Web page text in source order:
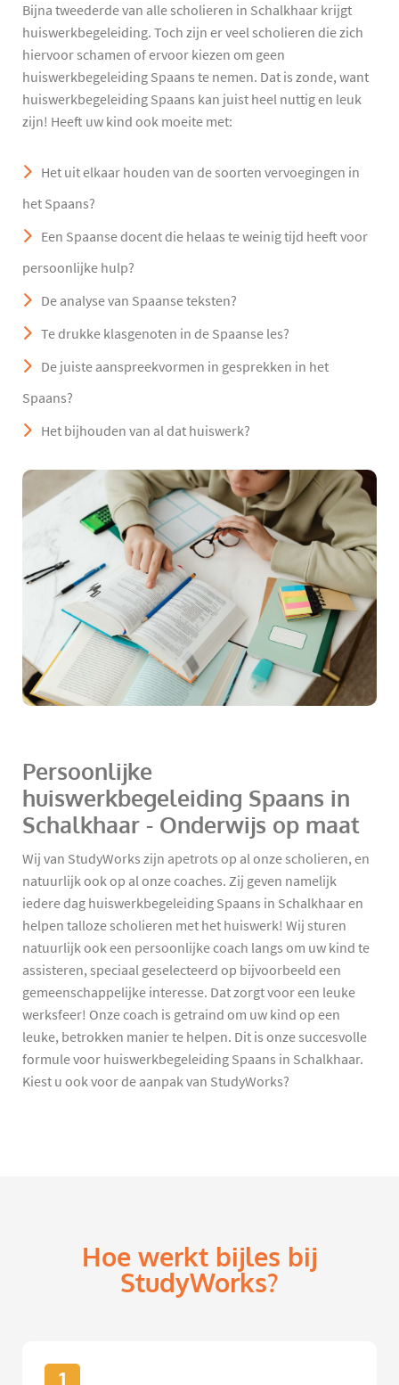
Bijna tweederde van alle scholieren in Schalkhaar krijgt
huiswerkbegeleiding. Toch zijn er veel scholieren die zich
hiervoor schamen of ervoor kiezen om geen
huiswerkbegeleiding Spaans te nemen. Dat is zonde, want
huiswerkbegeleiding Spaans kan juist heel nuttig en leuk
zijn! Heeft uw kind ook moeite met:
Het uit elkaar houden van de soorten vervoegingen in
het Spaans?
Een Spaanse docent die helaas te weinig tijd heeft voor
persoonlijke hulp?
De analyse van Spaanse teksten?
Te drukke klasgenoten in de Spaanse les?
De juiste aanspreekvormen in gesprekken in het
Spaans?
Het bijhouden van al dat huiswerk?
Persoonlijke
huiswerkbegeleiding Spaans in
Schalkhaar - Onderwijs op maat
Wij van StudyWorks zijn apetrots op al onze scholieren, en
natuurlijk ook op al onze coaches. Zij geven namelijk
iedere dag huiswerkbegeleiding Spaans in Schalkhaar en
helpen talloze scholieren met het huiswerk! Wij sturen
natuurlijk ook een persoonlijke coach langs om uw kind te
assisteren, speciaal geselecteerd op bijvoorbeeld een
gemeenschappelijke interesse. Dat zorgt voor een leuke
werksfeer! Onze coach is getraind om uw kind op een
leuke, betrokken manier te helpen. Dit is onze succesvolle
formule voor huiswerkbegeleiding Spaans in Schalkhaar.
Kiest u ook voor de aanpak van StudyWorks?
Hoe werkt bijles bij
StudyWorks?